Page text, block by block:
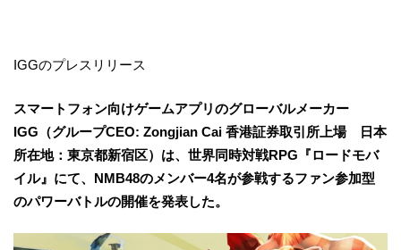
IGGのプレスリリース
スマートフォン向けゲームアプリのグローバルメーカー
IGG（グループCEO: Zongjian Cai 香港証券取引所上場 日本
所在地：東京都新宿区）は、世界同時対戦RPG『ロードモバ
イル』にて、NMB48のメンバー4名が参戦するファン参加型
のパワーバトルの開催を発表した。